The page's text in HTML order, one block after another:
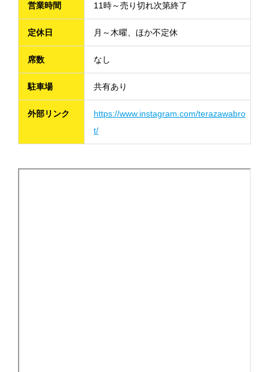
営業時間 11時～売り切れ次第終了
定休日 月～木曜、ほか不定休
席数 なし
駐車場 共有あり
外部リンク
https://www.instagram.com/terazawabro
t/